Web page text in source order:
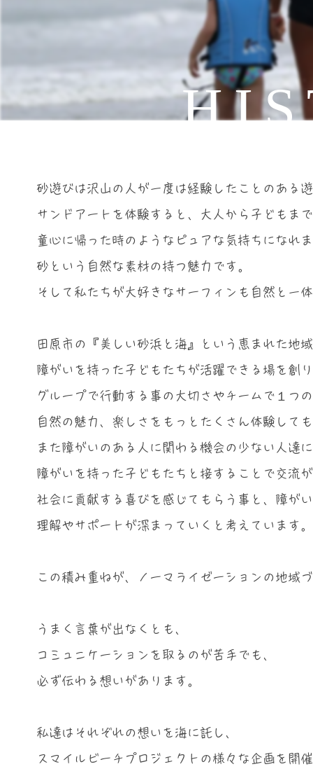
砂遊びは沢山の人が一度は経験したことのある
サンドアートを体験すると、大人から子どもま
童心に帰った時のようなピュアな気持ちになれ
砂という自然な素材の持つ魅力です。
そして私たちが大好きなサーフィンも自然と一
田原市の『美しい砂浜と海』という恵まれた地
障がいを持った子どもたちが活躍できる場を創
グループで行動する事の大切さやチームで１つ
自然の魅力、楽しさをもっとたくさん体験して
また障がいのある人に関わる機会の少ない人達
障がいを持った子どもたちと接することで交流
社会に貢献する喜びを感じてもらう事と、障が
理解やサポートが深まっていくと考えています。
この積み重ねが、ノーマライゼーションの地域
うまく言葉が出なくとも、
コミュニケーションを取るのが苦手でも、
必ず伝わる想いがあります。
私達はそれぞれの想いを海に託し、
スマイルビーチプロジェクトの様々な企画を開